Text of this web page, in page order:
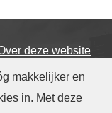
makkelijker en
in. Met deze
deze website